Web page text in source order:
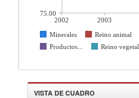
2002 2003
Minerales
Reino animal
Productos...
Reino vegetal
75.00
VISTA DE CUADRO